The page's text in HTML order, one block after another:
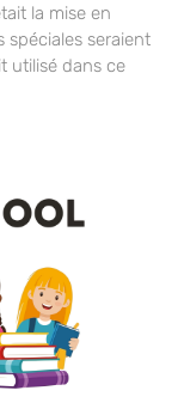
la mise en
seraient
utilisé dans ce